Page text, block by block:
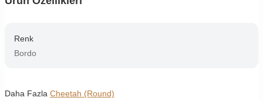
Renk
Bordo
Daha Fazla Cheetah (Round)